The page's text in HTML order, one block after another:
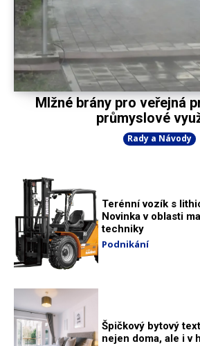
Mlžné brány pro veřejná
průmyslové
Rady a Návody
Terénní vozík s
Novinka v oblasti
techniky
Podnikání
Špičkový bytový
nejen doma, ale i v